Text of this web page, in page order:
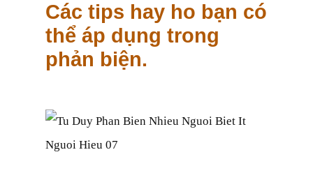
Các tips hay ho bạn có
thể áp dụng trong
phản biện.